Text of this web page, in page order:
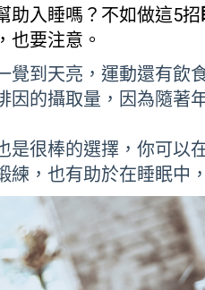
助入睡嗎？不如做這5招
也要注意。
覺到天亮，運動還有飲
因的攝取量，因為隨著
是很棒的選擇，你可以
練，也有助於在睡眠中